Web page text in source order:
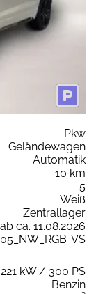
Pkw
Geländewagen
Automatik
10 km
5
Weiß
Zentrallager
ab ca. 11.08.2026
VS
221 kW / 300 PS
Benzin